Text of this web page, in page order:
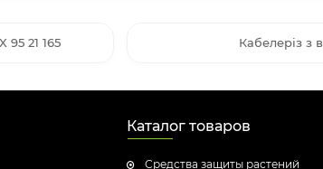
21 165 Кабелеріз з
Каталог товаров
Средства защиты растений